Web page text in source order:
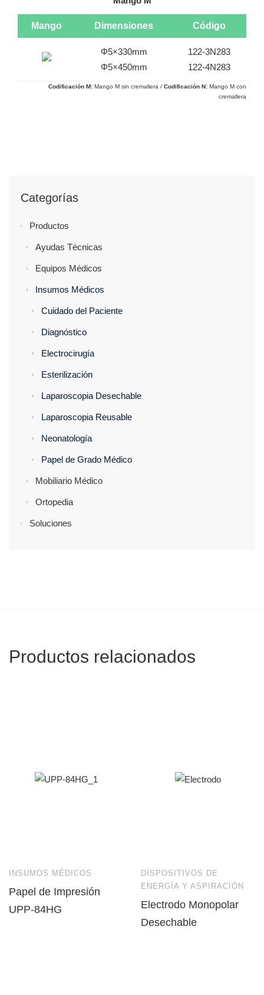
Categorías
Productos
Ayudas Técnicas
Equipos Médicos
Insumos Médicos
Cuidado del Paciente
Diagnóstico
Electrocirugía
Esterilización
Laparoscopia Desechable
Laparoscopia Reusable
Neonatología
Papel de Grado Médico
Mobiliario Médico
Ortopedia
Soluciones
Mango Dimensiones Código
Φ5×330mm
Φ5×450mm
122-3N283
122-4N283
Codificación M: Mango M sin cremallera / Codificación N: Mango M con
cremallera
Productos relacionados
INSUMOS MÉDICOS
Papel de Impresión
UPP-84HG
DISPOSITIVOS DE
ENERGÍA Y ASPIRACIÓN
Electrodo Monopolar
Desechable